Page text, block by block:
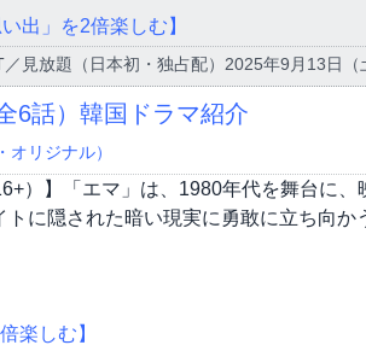
出」を2倍楽しむ】
／見放題（日本初・独占配）2025年9月13日
6話）韓国ドラマ紹介
オリジナル）
）】「エマ」は、1980年代を舞台に
トに隠された暗い現実に勇敢に立ち向
楽しむ】